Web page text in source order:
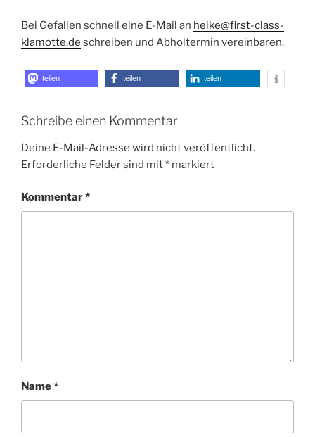
Bei Gefallen schnell eine E-Mail an heike@first-class-
klamotte.de schreiben und Abholtermin vereinbaren.
teilen teilen teilen
Schreibe einen Kommentar
Deine E-Mail-Adresse wird nicht veröffentlicht.
Erforderliche Felder sind mit* markiert
Kommentar*
Name*